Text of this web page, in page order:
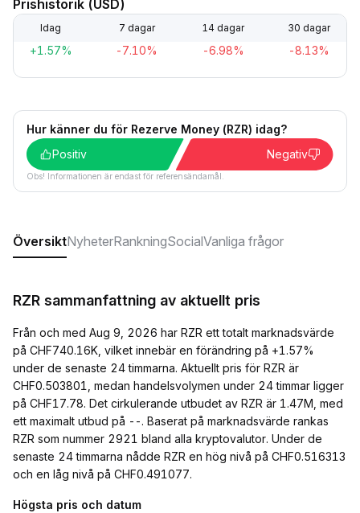
Prishistorik (USD)
Idag 7 dagar 14 dagar 30 dagar
+1.57% -7.10% -6.98% -8.13%
Hur känner du för Rezerve Money (RZR) idag?
Positiv
Negativ
Obs! Informationen är endast för referensändamål.
ÖversiktNyheterRankningSocialVanliga frågor
RZR sammanfattning av aktuellt pris
Från och med Aug 9, 2026 har RZR ett totalt marknadsvärde
på CHF740.16K, vilket innebär en förändring på +1.57%
under de senaste 24 timmarna. Aktuellt pris för RZR är
CHF0.503801, medan handelsvolymen under 24 timmar ligger
på CHF17.78. Det cirkulerande utbudet av RZR är 1.47M, med
ett maximalt utbud på --. Baserat på marknadsvärde rankas
RZR som nummer 2921 bland alla kryptovalutor. Under de
senaste 24 timmarna nådde RZR en hög nivå på CHF0.516313
och en låg nivå på CHF0.491077.
Högsta pris och datum